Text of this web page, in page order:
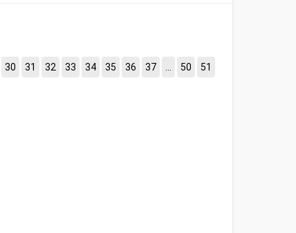
30 31 32 33 34 35 36 37 50 51